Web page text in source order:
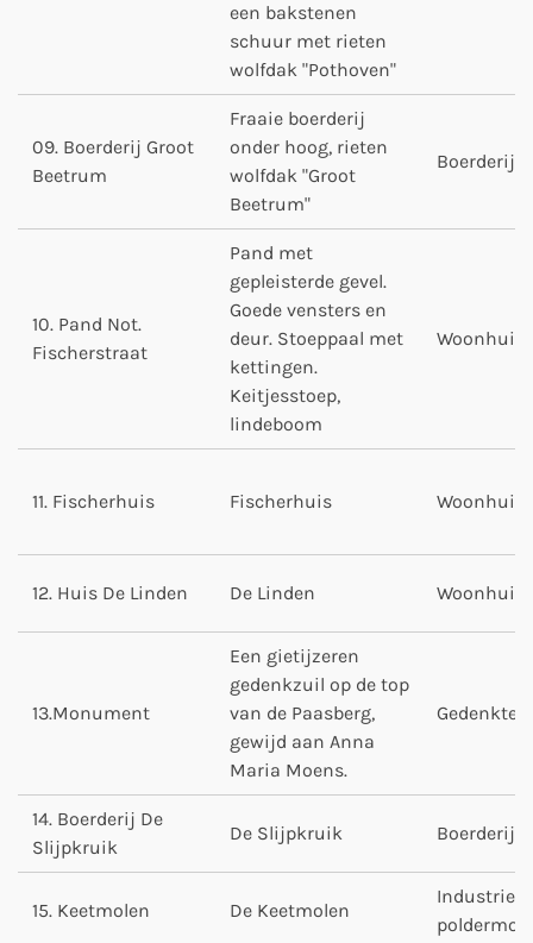
een bakstenen
schuur met rieten
wolfdak "Pothoven"
09. Boerderij Groot
Beetrum
Fraaie boerderij
onder hoog, rieten
wolfdak "Groot
Beetrum"
Boerderij
10. Pand Not.
Fischerstraat
Pand met
gepleisterde gevel.
Goede vensters en
deur. Stoeppaal met
kettingen.
Keitjesstoep,
lindeboom
Woonhuis
11. Fischerhuis Fischerhuis Woonhuis
12. Huis De Linden De Linden Woonhuis
13.Monument
Een gietijzeren
gedenkzuil op de top
van de Paasberg,
gewijd aan Anna
Maria Moens.
14. Boerderij De
Slijpkruik
De Slijpkruik Boerderij
15. Keetmolen De Keetmolen
Industrie-